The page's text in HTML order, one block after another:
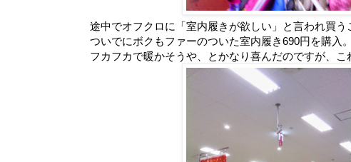
途中でオフクロに「室内履きが欲しい」と言われ買う
ついでにボクもファーのついた室内履き690円を購入
フカフカで暖かそうや、とかなり喜んだのですが、こ